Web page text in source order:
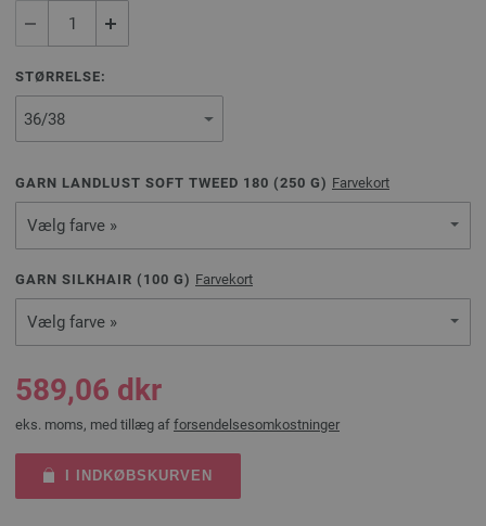
STØRRELSE:
GARN LANDLUST SOFT TWEED 180 (250 G) Farvekort
Vælg farve »
GARN SILKHAIR ( 100 G) Farvekort
Vælg farve »
589,06 dkr
eks. moms, med tillæg af forsendelsesomkostninger
I INDKØBSKURVEN